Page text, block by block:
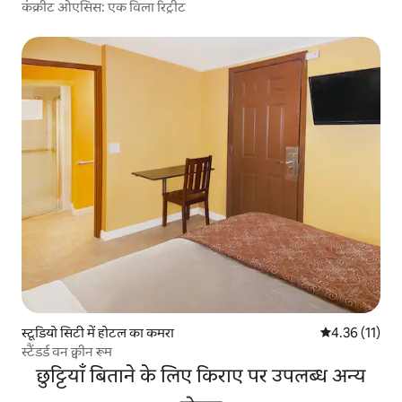
कंक्रीट ओएसिस: एक विला रिट्रीट
स्टूडियो सिटी में होटल का कमरा औसत रेटिंग 5 में
4.36 (11)
स्टैंडर्ड वन क्वीन रूम
छुट्टियाँ बिताने के लिए किराए पर उपलब्ध अन्य